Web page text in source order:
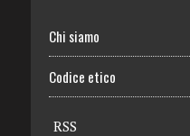
Chi siamo
Codice etico
RSS